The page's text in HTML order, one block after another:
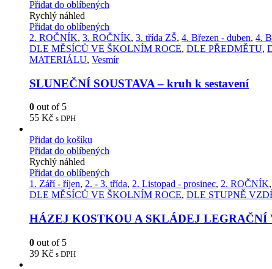
Přidat do oblíbených
Rychlý náhled
Přidat do oblíbených
2. ROČNÍK, 3. ROČNÍK, 3. třída ZŠ, 4. Březen - duben, 4.
DLE MĚSÍCŮ VE ŠKOLNÍM ROCE, DLE PŘEDMĚTU,
MATERIÁLU, Vesmír
SLUNEČNÍ SOUSTAVA – kruh k sestavení
0 out of 5
55 Kč s DPH
Přidat do košíku
Přidat do oblíbených
Rychlý náhled
Přidat do oblíbených
1. Září - říjen, 2. - 3. třída, 2. Listopad - prosinec, 2. ROČNÍK,
DLE MĚSÍCŮ VE ŠKOLNÍM ROCE, DLE STUPNĚ
HÁZEJ KOSTKOU A SKLÁDEJ LEGRAČNÍ
0 out of 5
39 Kč s DPH